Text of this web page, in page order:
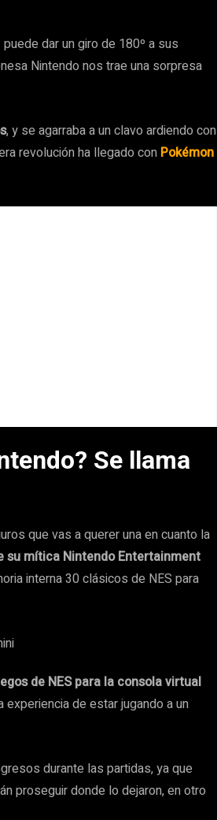
dar un giro de 180º a sus
Nintendo nos trae una sorpresa
, y se agarraba a un clavo ardiendo con
revolución ha llegado con Pokémon
Se llama
que vas a querer una en cuanto la
su mítica Nintendo Entertainment
interna 30 clásicos de NES para
de NES para la consola virtual
de estar jugando a un
durante las partidas, ya que
proseguir donde lo dejaron, en otro